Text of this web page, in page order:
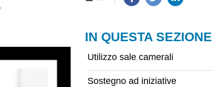
IN QUESTA SEZIONE
Utilizzo sale camerali
Sostegno ad iniziative